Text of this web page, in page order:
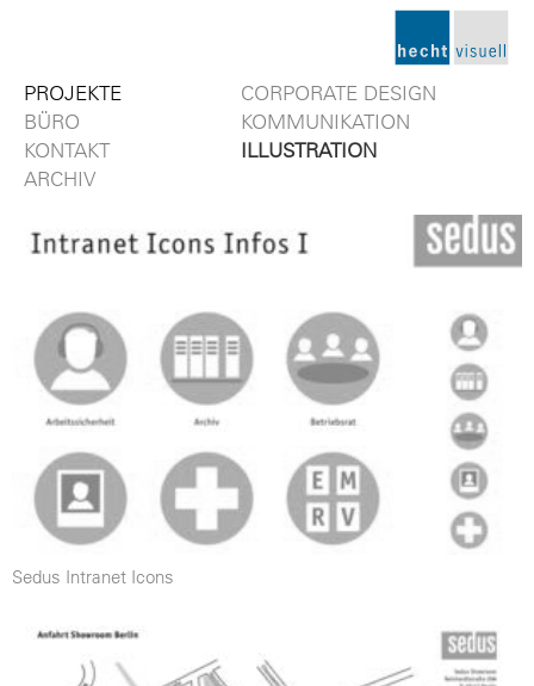
PROJEKTE
CORPORATE DESIGN
KOMMUNIKATION
ILLUSTRATION
BÜRO
KONTAKT
ARCHIV
Sedus Intranet Icons